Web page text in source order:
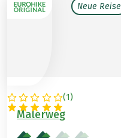
Neue Reise
(1)
DEUTSCHLAND
Malerweg